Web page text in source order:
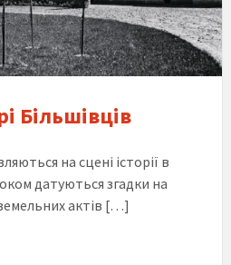
Більшівців
на сцені історії в
датуються згадки на
актів […]